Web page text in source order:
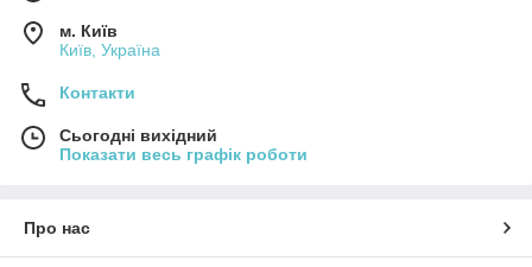
м. Київ
Київ, Україна
Контакти
Сьогодні вихідний
Показати весь графік роботи
Про нас